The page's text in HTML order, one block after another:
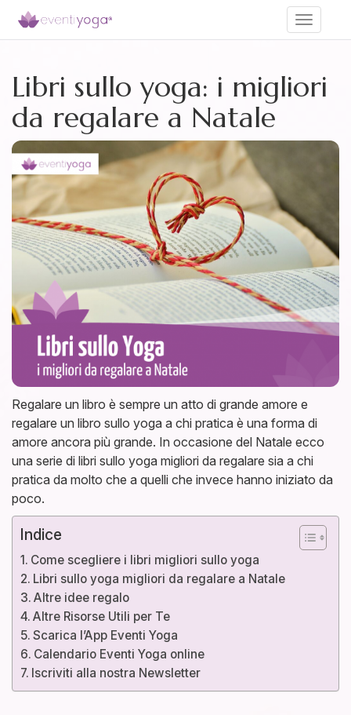
Toggle
Libri sullo yoga: i migliori
da regalare a Natale
Regalare un libro è sempre un atto di grande amore e
regalare un libro sullo yoga a chi pratica è una forma di
amore ancora più grande. In occasione del Natale ecco
una serie di libri sullo yoga migliori da regalare sia a chi
pratica da molto che a quelli che invece hanno iniziato da
poco.
Indice
Come scegliere i libri migliori sullo yoga
Libri sullo yoga migliori da regalare a Natale
Altre idee regalo
Altre Risorse Utili per Te
Scarica l’App Eventi Yoga
Calendario Eventi Yoga online
Iscriviti alla nostra Newsletter